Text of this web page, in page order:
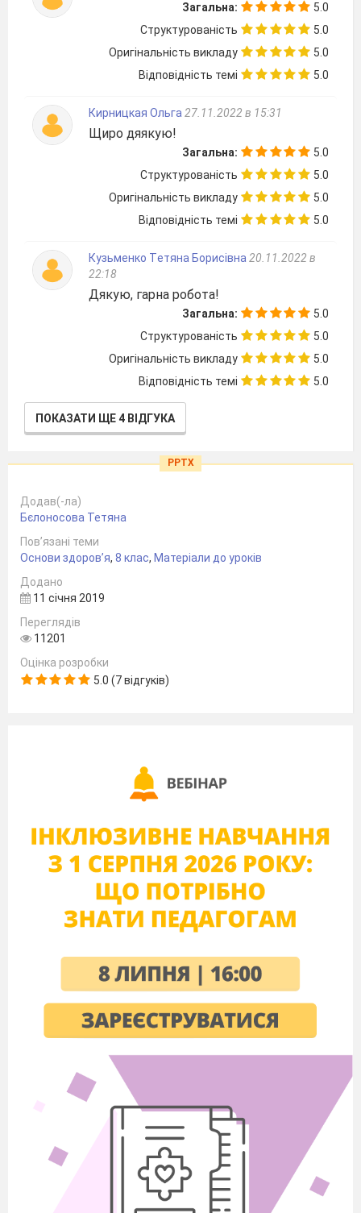
Загальна:
5.0
Структурованість
5.0
Оригінальність викладу
5.0
Відповідність темі
5.0
Кирницкая Ольга 27.11.2022 в 15:31
Щиро дяякую!
Загальна:
5.0
Структурованість
5.0
Оригінальність викладу
5.0
Відповідність темі
5.0
Кузьменко Tетяна Борисівна 20.11.2022 в
22:18
Дякую, гарна робота!
Загальна:
5.0
Структурованість
5.0
Оригінальність викладу
5.0
Відповідність темі
5.0
ПОКАЗАТИ ЩЕ 4 ВІДГУКА
PPTX
Додав(-ла)
Бєлоносова Тетяна
Пов’язані теми
Основи здоров’я, 8 клас, Матеріали до уроків
Додано
11 січня 2019
Переглядів
11201
Оцінка розробки
5.0 (7 відгуків)